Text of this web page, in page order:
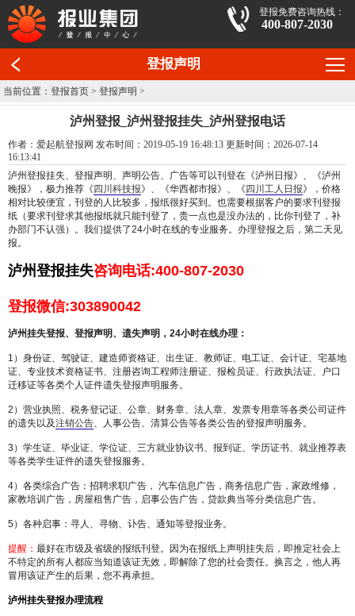
登报免费咨询热线：
400-807-2030
登报声明
当前位置：登报首页 >登报声明 >
泸州登报_泸州登报挂失_泸州登报电话
作者：爱起航登报网 发布时间：2019-05-19 16:48:13 更新时间：2026-07-14
16:13:41
泸州登报挂失、登报声明、声明公告、广告等可以刊登在《泸州日报》、《泸州
晚报》，极力推荐《 四川科技报》、《华西都市报》、《 四川工人日报》，价格
相对比较便宜，刊登的人比较多，报纸很好买到。也需要根据客户的要求刊登报
纸（要求刊登求其他报纸就只能刊登了，贵一点也是没办法的，比你刊登了，补
办部门不认强）。我们提供了24小时在线的专业服务。办理登报之后，第二天见
报。
泸州登报挂失咨询电话:400-807-2030
登报微信:303890042
泸州挂失登报、登报声明、遗失声明，24小时在线办理：
1）身份证、驾驶证、建造师资格证、出生证、教师证、电工证、会计证、宅基地
证、专业技术资格证书、注册咨询工程师注册证、报检员证、行政执法证、户口
迁移证等各类个人证件遗失登报声明服务。
2）营业执照、税务登记证、公章、财务章、法人章、发票专用章等各类公司证件
的遗失以及注销公告、人事公告、清算公告等各类公告的登报声明服务。
3）学生证、毕业证、学位证、三方就业协议书、报到证、学历证书、就业推荐表
等各类学生证件的遗失登报服务。
4）各类综合广告：招聘求职广告， 汽车信息广告，商务信息广告，家政维修，
家教培训广告，房屋租售广告，启事公告广告，贷款典当等分类信息广告。
5）各种启事：寻人、寻物、讣告、通知等登报业务。
提醒： 最好在市级及省级的报纸刊登。因为在报纸上声明挂失后，即推定社会上
不特定的所有人都应当知道该证无效，即解除了您的社会责任。换言之，他人再
冒用该证产生的后果，您不再承担。
泸州挂失登报办理流程